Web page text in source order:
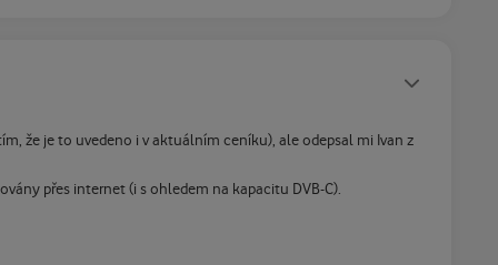
že je to uvedeno i v aktuálním ceníku), ale odepsal mi Ivan z
přes internet (i s ohledem na kapacitu DVB-C).